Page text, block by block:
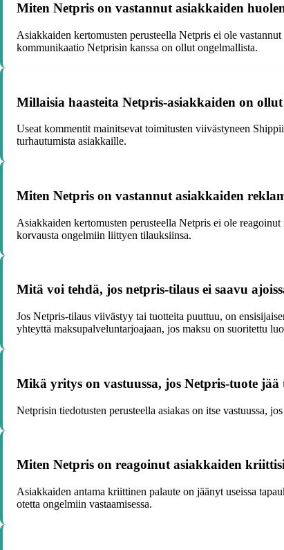
Miten Netpris on vastannut asiakkaiden
Asiakkaiden kertomusten perusteella Netpris ei ole
kommunikaatio Netprisin kanssa on ollut ongelmallista.
Millaisia haasteita Netpris-asiakkaiden on
Useat kommentit mainitsevat toimitusten viivästyneen
turhautumista asiakkaille.
Miten Netpris on vastannut asiakkaiden
Asiakkaiden kertomusten perusteella Netpris ei ole
korvausta ongelmiin liittyen tilauksiinsa.
Mitä voi tehdä, jos netpris-tilaus ei saavu
Jos Netpris-tilaus viivästyy tai tuotteita puuttuu, on
yhteyttä maksupalveluntarjoajaan, jos maksu on suoritettu
Mikä yritys on vastuussa, jos Netpris-tuote
Netprisin tiedotusten perusteella asiakas on itse vastuussa,
Miten Netpris on reagoinut asiakkaiden
Asiakkaiden antama kriittinen palaute on jäänyt useissa
otetta ongelmiin vastaamisessa.